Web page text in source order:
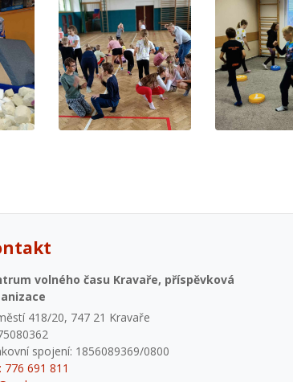
volného času Kravaře, příspěvková
418/20, 747 21 Kravaře
spojení: 1856089369/0800
776 691 811